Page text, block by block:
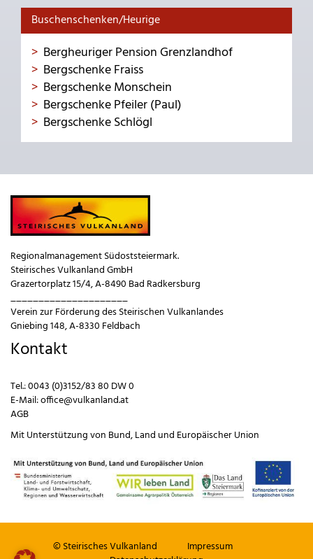
Buschenschenken/Heurige
Bergheuriger Pension Grenzlandhof
Bergschenke Fraiss
Bergschenke Monschein
Bergschenke Pfeiler (Paul)
Bergschenke Schlögl
Regionalmanagement Südoststeiermark.
Steirisches Vulkanland GmbH
Grazertorplatz 15/4, A-8490 Bad Radkersburg
_____________________
Verein zur Förderung des Steirischen Vulkanlandes
Gniebing 148, A-8330 Feldbach
Kontakt
Tel.:0043 (0)3152/83 80 DW 0
E-Mail:office@vulkanland.at
AGB
Mit Unterstützung von Bund,Land und Europäischer Union
© Steirisches Vulkanland
Impressum